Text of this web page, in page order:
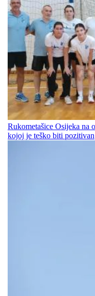
Rukometašice Osijeka na
kojoj je teško biti pozitivan